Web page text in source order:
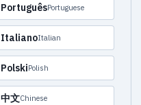
PortuguêsPortuguese
ItalianoItalian
PolskiPolish
中文Chinese